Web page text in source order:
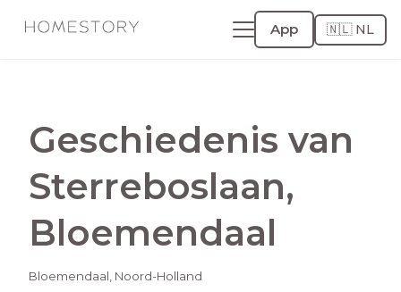
App 🇳🇱 NL
Geschiedenis van
Sterreboslaan,
Bloemendaal
Bloemendaal, Noord-Holland